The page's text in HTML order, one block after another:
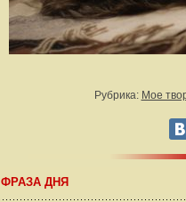
Рубрика: Мое
ФРАЗА ДНЯ